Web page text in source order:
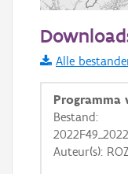
Informatie
i
+ −
Alle
Programma
Bestand:
Auteur(s):